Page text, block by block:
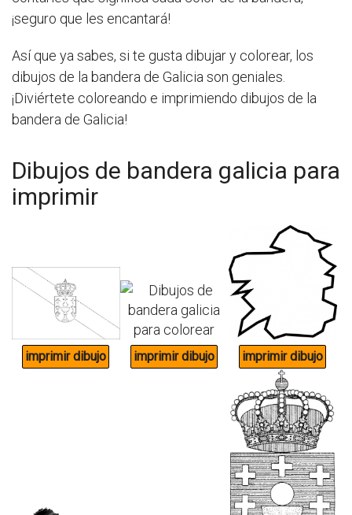
¡seguro que les encantará!
Así que ya sabes, si te gusta dibujar y colorear, los
dibujos de la bandera de Galicia son geniales.
¡Diviértete coloreando e imprimiendo dibujos de la
bandera de Galicia!
Dibujos de bandera galicia para
imprimir